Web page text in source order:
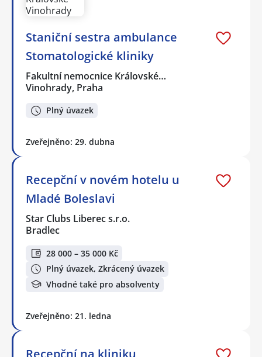
Staniční sestra ambulance
Stomatologické kliniky
Fakultní nemocnice Královské…
Vinohrady, Praha
Plný úvazek
Zveřejněno: 29. dubna
Recepční v novém hotelu u
Mladé Boleslavi
Star Clubs Liberec s.r.o.
Bradlec
28 000 – 35 000 Kč
Plný úvazek, Zkrácený úvazek
Vhodné také pro absolventy
Zveřejněno: 21. ledna